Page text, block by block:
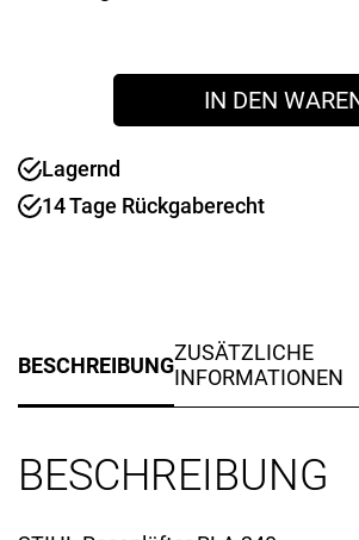
259,00 €
249,99 €.
240
-
Grundgerät
IN DEN
Lagernd
14 Tage Rückgaberecht
BESCHREIBUNGZUSÄTZLICHE
INFORMATIONEN
BESCHREIBUNG